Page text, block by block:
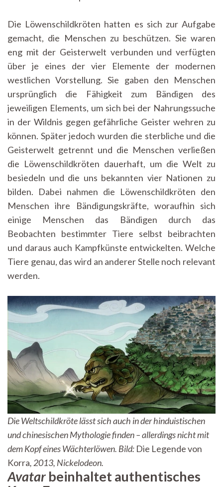
Die Löwenschildkröten hatten es sich zur Aufgabe
gemacht, die Menschen zu beschützen. Sie waren
eng mit der Geisterwelt verbunden und verfügten
über je eines der vier Elemente der modernen
westlichen Vorstellung. Sie gaben den Menschen
ursprünglich die Fähigkeit zum Bändigen des
jeweiligen Elements, um sich bei der Nahrungssuche
in der Wildnis gegen gefährliche Geister wehren zu
können. Später jedoch wurden die sterbliche und die
Geisterwelt getrennt und die Menschen verließen
die Löwenschildkröten dauerhaft, um die Welt zu
besiedeln und die uns bekannten vier Nationen zu
bilden. Dabei nahmen die Löwenschildkröten den
Menschen ihre Bändigungskräfte, woraufhin sich
einige Menschen das Bändigen durch das
Beobachten bestimmter Tiere selbst beibrachten
und daraus auch Kampfkünste entwickelten. Welche
Tiere genau, das wird an anderer Stelle noch relevant
werden.
Die Weltschildkröte lässt sich auch in der hinduistischen
und chinesischen Mythologie finden – allerdings nicht mit
dem Kopf eines Wächterlöwen. Bild: Die Legende von
Korra, 2013, Nickelodeon.
Avatar beinhaltet authentisches